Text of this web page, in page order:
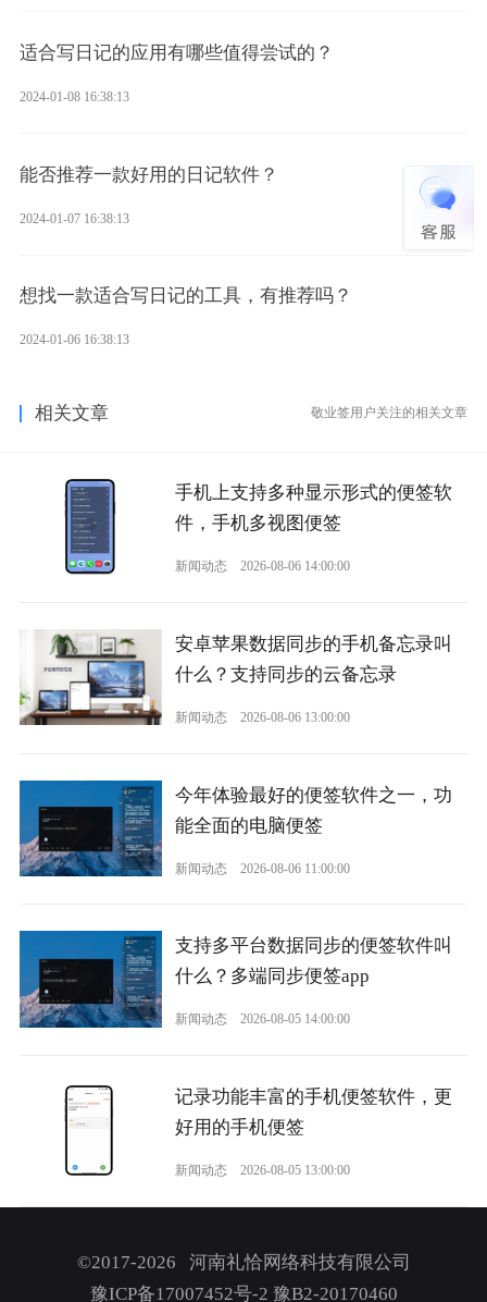
适合写日记的应用有哪些值得尝试的？
2024-01-08 16:38:13
能否推荐一款好用的日记软件？
2024-01-07 16:38:13
想找一款适合写日记的工具，有推荐吗？
2024-01-06 16:38:13
相关文章 敬业签用户关注的相关文章
手机上支持多种显示形式的便签软
件，手机多视图便签
新闻动态 2026-08-06 14:00:00
安卓苹果数据同步的手机备忘录叫
什么？支持同步的云备忘录
新闻动态 2026-08-06 13:00:00
今年体验最好的便签软件之一，功
能全面的电脑便签
新闻动态 2026-08-06 11:00:00
支持多平台数据同步的便签软件叫
什么？多端同步便签app
新闻动态 2026-08-05 14:00:00
记录功能丰富的手机便签软件，更
好用的手机便签
新闻动态 2026-08-05 13:00:00
©2017-2026 河南礼恰网络科技有限公司
豫ICP备17007452号-2 豫B2-20170460